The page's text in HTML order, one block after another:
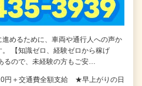
めるために、車両や通行人への声か
【知識ゼロ、経験ゼロから稼げ
るので、未経験の方もご安…
円＋交通費全額支給 ★早上がりの日